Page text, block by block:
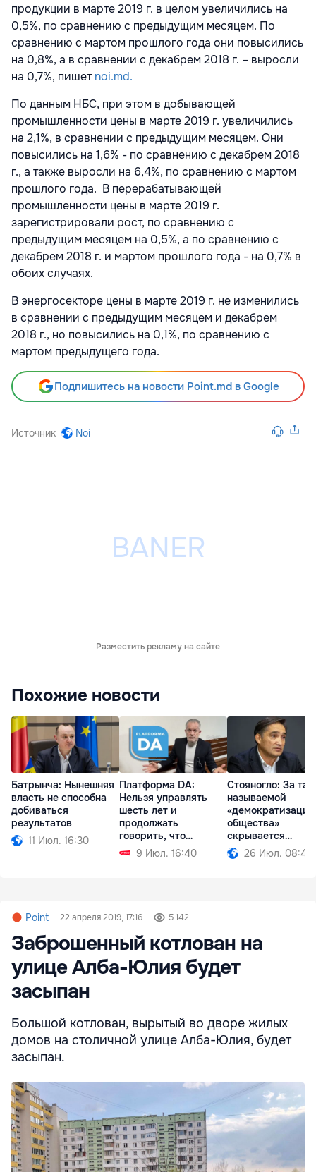
продукции в марте 2019 г. в целом увеличились на
0,5%, по сравнению с предыдущим месяцем. По
сравнению с мартом прошлого года они повысились
на 0,8%, а в сравнении с декабрем 2018 г. – выросли
на 0,7%, пишетnoi.md.
По данным НБС, при этом в добывающей
промышленности цены в марте 2019 г. увеличились
на 2,1%, в сравнении с предыдущим месяцем. Они
повысились на 1,6% - по сравнению с декабрем 2018
г., а также выросли на 6,4%, по сравнению с мартом
прошлого года. В перерабатывающей
промышленности цены в марте 2019 г.
зарегистрировали рост, по сравнению с
предыдущим месяцем на 0,5%, а по сравнению с
декабрем 2018 г. и мартом прошлого года - на 0,7% в
обоих случаях.
В энергосекторе цены в марте 2019 г. не изменились
в сравнении с предыдущим месяцем и декабрем
2018 г., но повысились на 0,1%, по сравнению с
мартом предыдущего года.
Подпишитесь на новости Point.md в Google
Источник Noi
Разместить рекламу на сайте
Похожие новости
Батрынча: Нынешняя
власть не способна
добиваться
результатов
11 Июл. 16:30
Платформа DA:
Нельзя управлять
шесть лет и
продолжать
говорить, что
виноват Плахотнюк
9 Июл. 16:40
Стояногло: За так
называемой
общества»
скрывается
проедание денег
26 Июл. 08:49
Point 22 апреля 2019, 17:16 5 142
Заброшенный котлован на
улице Алба-Юлия будет
засыпан
Большой котлован, вырытый во дворе жилых
домов на столичной улице Алба-Юлия, будет
засыпан.